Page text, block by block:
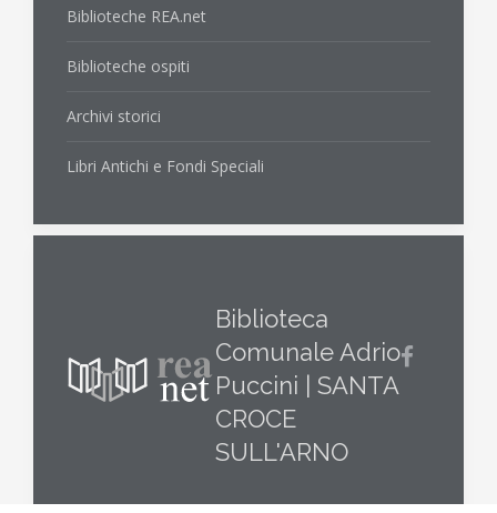
Biblioteche REA.net
Biblioteche ospiti
Archivi storici
Libri Antichi e Fondi Speciali
Biblioteca
Comunale Adrio
Puccini | SANTA
CROCE
SULL'ARNO